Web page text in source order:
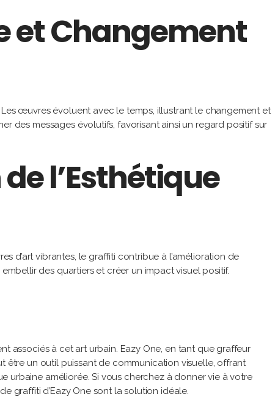
et Changement
œuvres évoluent avec le temps, illustrant le changement et
des messages évolutifs, favorisant ainsi un regard positif sur
l’Esthétique
d’art vibrantes, le graffiti contribue à l’amélioration de
des quartiers et créer un impact visuel positif.
associés à cet art urbain. Eazy One, en tant que graffeur
être un outil puissant de communication visuelle, offrant
urbaine améliorée. Si vous cherchez à donner vie à votre
graffiti d’Eazy One sont la solution idéale.